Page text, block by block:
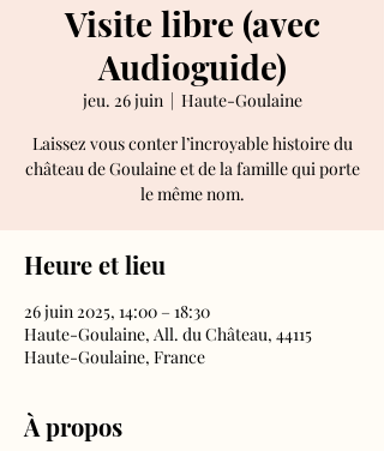
Visite libre (avec
Audioguide)
jeu. 26 juin
  |
Haute-Goulaine
Laissez vous conter l’incroyable histoire du
château de Goulaine et de la famille qui porte
le même nom.
Heure et lieu
26 juin 2025, 14:00 – 18:30
Haute-Goulaine, All. du Château, 44115
Haute-Goulaine, France
À propos